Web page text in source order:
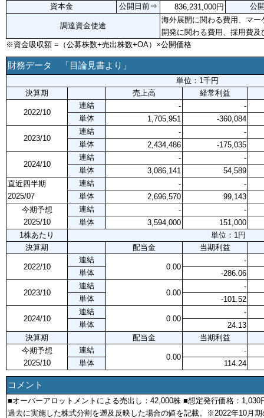
資本金
公開日前⇒ 836,231,000円 公
調達資金使途
海外展開に関わる費用、マ
開発に関わる費用、採用費
※資金吸収額 =（公募株数+売出株数+OA）×公開価格
財務データ 「目論見書より」
単位：1千円
決算期
売上高 経常利益
2022/10
連結 -
-
単体
1,705,951 -360,084
2023/10
連結 -
-
単体
2,434,486 -175,035
2024/10
連結 -
-
単体
3,086,141
54,589
直近四半期
2025/07
連結 -
-
単体
2,696,570
99,143
今期予想
2025/10
連結 -
-
単体
3,594,000
151,000
1株あたり
単位：1円
決算期
配当金 当期利益
2022/10
連結
0.00
-
単体
-286.06
2023/10
連結
0.00
-
単体
-101.52
2024/10
連結
0.00
-
単体
24.13
決算期
配当金
当期利益
今期予想
2025/10
連結
0.00
-
単体
114.24
コメント
■オーバーアロットメントによる売出し：42,000株 ■想定発行価格：
過去に実施した株式分割を遡及反映した場合の値を記載。※2022年10月